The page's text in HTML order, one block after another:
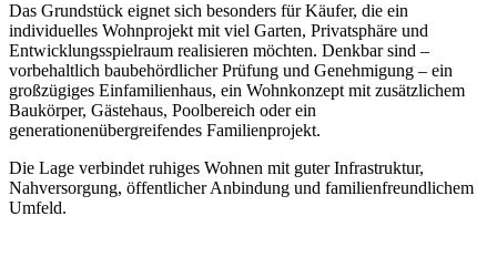
Das Grundstück eignet sich besonders für Käufer, die ein
individuelles Wohnprojekt mit viel Garten, Privatsphäre und
Entwicklungsspielraum realisieren möchten. Denkbar sind –
vorbehaltlich baubehördlicher Prüfung und Genehmigung – ein
großzügiges Einfamilienhaus, ein Wohnkonzept mit zusätzlichem
Baukörper, Gästehaus, Poolbereich oder ein
generationenübergreifendes Familienprojekt.
Die Lage verbindet ruhiges Wohnen mit guter Infrastruktur,
Nahversorgung, öffentlicher Anbindung und familienfreundlichem
Umfeld.